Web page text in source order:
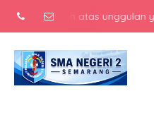
menengah atas unggulan